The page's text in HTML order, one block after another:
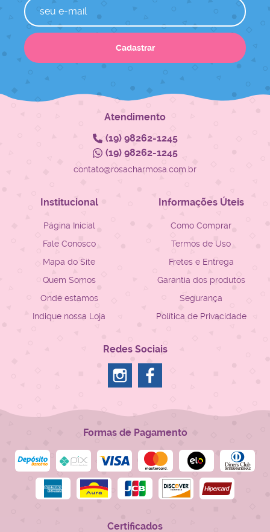
Cadastrar
Atendimento
(19)98262-1245
(19)98262-1245
contato@rosacharmosa.com.br
Institucional
Página Inicial
Fale Conosco
Mapa do Site
Quem Somos
Onde estamos
Indique nossa Loja
Informações Úteis
Como Comprar
Termos de Uso
Fretes e Entrega
Garantia dos produtos
Segurança
Política de Privacidade
Redes Sociais
Formas de Pagamento
Certificados